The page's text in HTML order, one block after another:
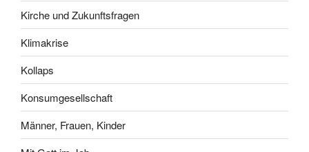
Kirche und Zukunftsfragen
Klimakrise
Kollaps
Konsumgesellschaft
Männer, Frauen, Kinder